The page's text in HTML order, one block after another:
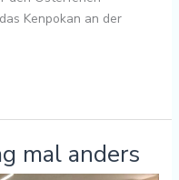
Kenpokan an der
mal anders